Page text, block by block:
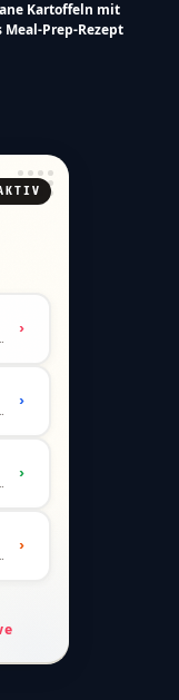
Kartoffeln mit
Prep-Rezept
km-Wertung
›
Kommentar
›
bist du?
›
Overpay?
›